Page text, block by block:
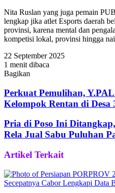
Nita Ruslan yang juga pemain
lengkap jika atlet Esports daerah
provinsi, karena mental dan
kompetisi lokal, provinsi hingga
22 September 2025
1 menit dibaca
Bagikan
via
Email
Perkuat Pemulihan,
Kelompok Rentan di Desa
Pria di Poso Ini
Rela Jual Sabu Puluhan
Artikel Terkait